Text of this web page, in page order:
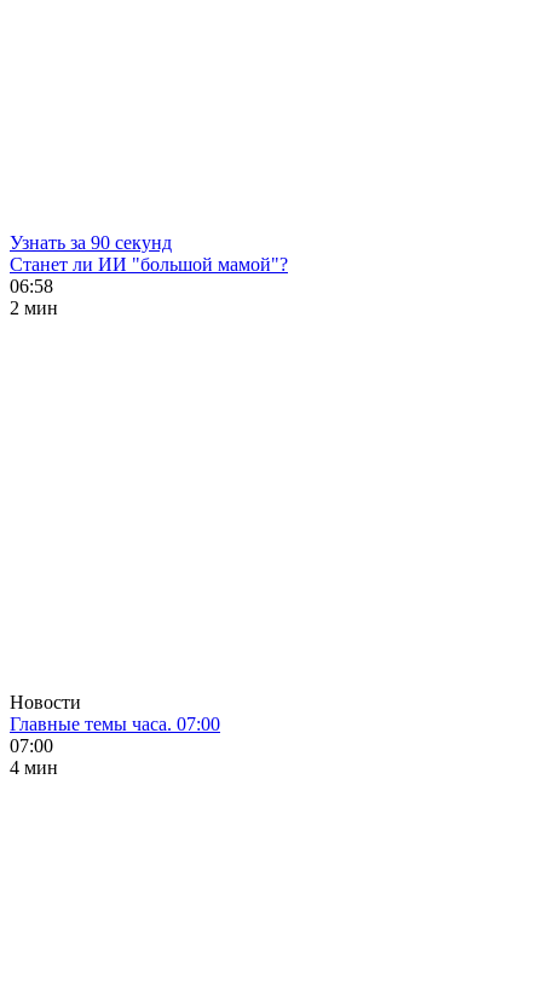
Узнать за 90 секунд
Станет ли ИИ "большой мамой"?
06:58
2 мин
Новости
Главные темы часа. 07:00
07:00
4 мин